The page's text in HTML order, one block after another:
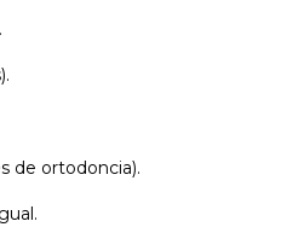
de ortodoncia).